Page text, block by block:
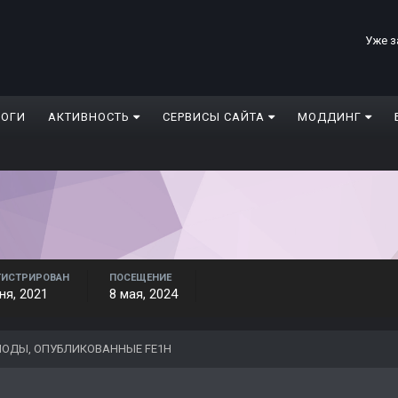
Уже
АКТИВНОСТЬ СЕРВИСЫ САЙТА МОДДИНГ
2021
ПОСЕЩЕНИЕ
8 мая, 2024
ОПУБЛИКОВАННЫЕ FE1H